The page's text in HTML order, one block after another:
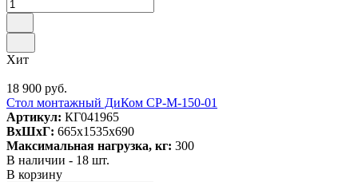
Хит
18 900 руб.
Стол монтажный ДиКом СР-М-150-01
Артикул: КГ041965
ВxШxГ: 665x1535x690
Максимальная нагрузка, кг: 300
В наличии - 18 шт.
В корзину